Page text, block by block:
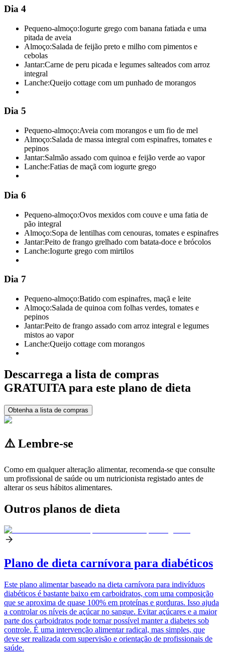
Dia 4
Pequeno-almoço:Iogurte grego com banana fatiada e uma
pitada de aveia
Almoço:Salada de feijão preto e milho com pimentos e
cebolas
Jantar:Carne de peru picada e legumes salteados com arroz
integral
Lanche:Queijo cottage com um punhado de morangos
Dia 5
Pequeno-almoço:Aveia com morangos e um fio de mel
Almoço:Salada de massa integral com espinafres, tomates e
pepinos
Jantar:Salmão assado com quinoa e feijão verde ao vapor
Lanche:Fatias de maçã com iogurte grego
Dia 6
Pequeno-almoço:Ovos mexidos com couve e uma fatia de
pão integral
Almoço:Sopa de lentilhas com cenouras, tomates e espinafres
Jantar:Peito de frango grelhado com batata-doce e brócolos
Lanche:Iogurte grego com mirtilos
Dia 7
Pequeno-almoço:Batido com espinafres, maçã e leite
Almoço:Salada de quinoa com folhas verdes, tomates e
pepinos
Jantar:Peito de frango assado com arroz integral e legumes
mistos ao vapor
Lanche:Queijo cottage com morangos
Descarrega a lista de compras
GRATUITA para este plano de dieta
Obtenha a lista de compras
⚠️ Lembre-se
Como em qualquer alteração alimentar, recomenda-se que consulte
um profissional de saúde ou um nutricionista registado antes de
alterar os seus hábitos alimentares.
Outros planos de dieta
Plano de dieta carnívora para diabéticos
Este plano alimentar baseado na dieta carnívora para indivíduos
diabéticos é bastante baixo em carboidratos, com uma composição
que se aproxima de quase 100% em proteínas e gorduras. Isso ajuda
a controlar os níveis de açúcar no sangue. Evitar açúcares e a maior
parte dos carboidratos pode tornar possível manter a diabetes sob
controle. É uma intervenção alimentar radical, mas simples, que
deve ser realizada com supervisão e orientação de profissionais de
saúde.